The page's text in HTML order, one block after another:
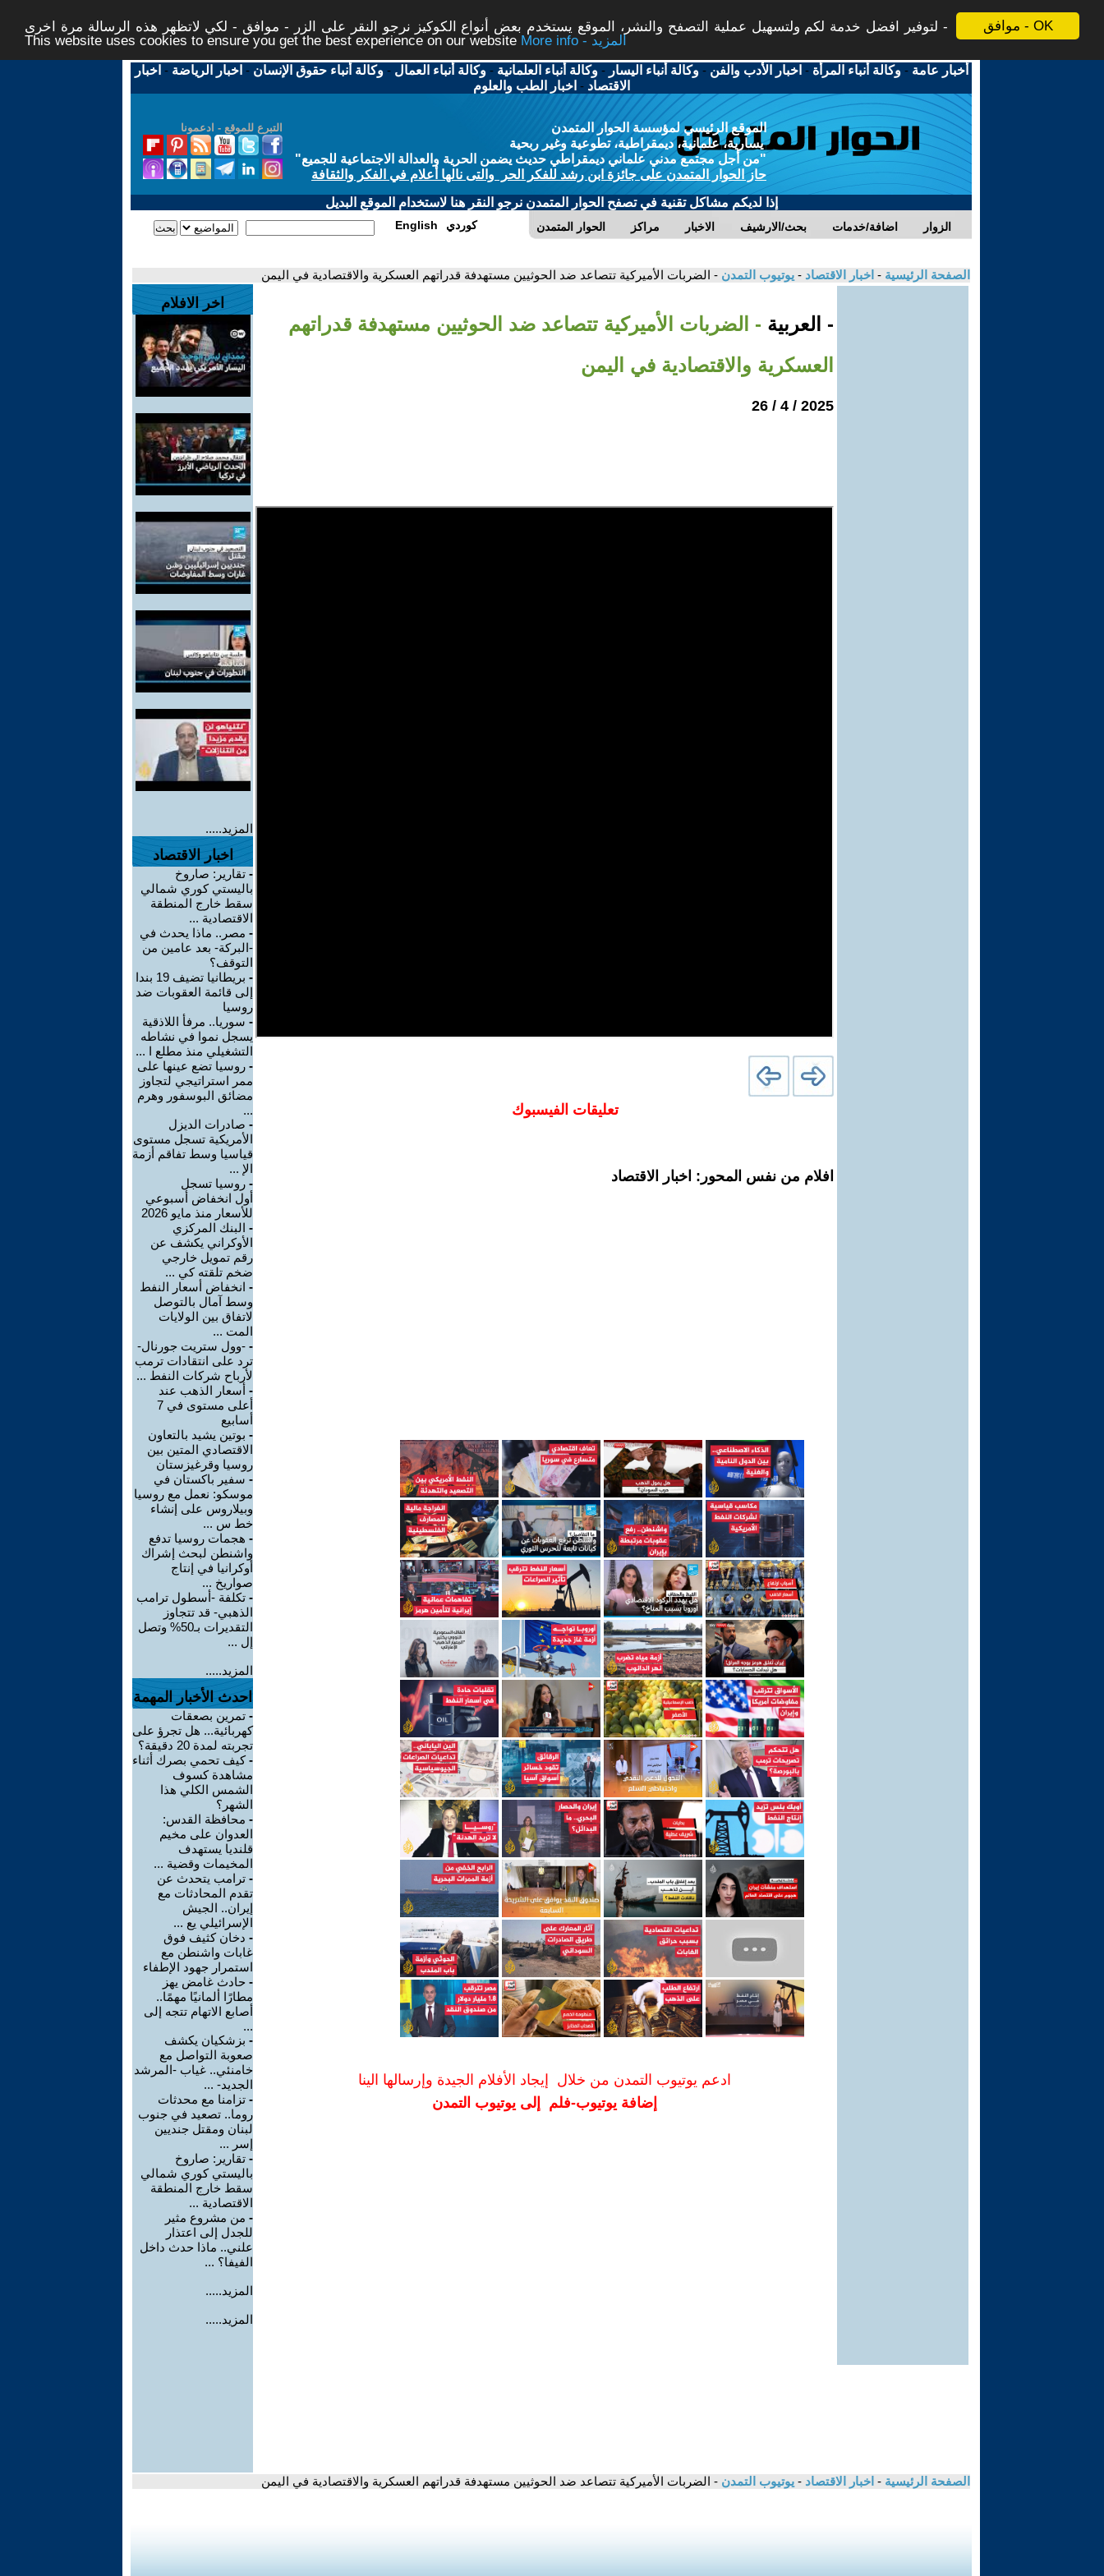
موافق - OK
لتوفير افضل خدمة لكم ولتسهيل عملية التصفح والنشر، الموقع يستخدم بعض أنواع الكوكيز نرجو النقر على الزر - موافق - لكي لاتظهر هذه الرسالة مرة اخرى -
This website uses cookies to ensure you get the best experience on our website
More info - المزيد
أخبار عامة -وكالة أنباء المرأة - اخبار الأدب والفن -وكالة أنباء اليسار -وكالة أنباء العلمانية -وكالة أنباء العمال -وكالة أنباء حقوق الإنسان - اخبار الرياضة - اخبار
الاقتصاد - اخبار الطب والعلوم
التبرع للموقع - ادعمونا
الموقع الرئيسي لمؤسسة الحوار المتمدن
يسارية، علمانية، ديمقراطية، تطوعية وغير ربحية
"من أجل مجتمع مدني علماني ديمقراطي حديث يضمن الحرية والعدالة الاجتماعية للجميع"
حاز الحوار المتمدن على جائزة ابن رشد للفكر الحر والتى نالها أعلام في الفكر والثقافة
إذا لديكم مشاكل تقنية في تصفح الحوار المتمدن نرجو النقر هنا لاستخدام الموقع البديل
الحوار المتمدن مراكز الاخبار بحث/الارشيف اضافة/خدمات الزوار English كوردي
الصفحة الرئيسية - اخبار الاقتصاد - يوتيوب التمدن - الضربات الأميركية تتصاعد ضد الحوثيين مستهدفة قدراتهم العسكرية والاقتصادية في اليمن
- العربية - الضربات الأميركية تتصاعد ضد الحوثيين مستهدفة قدراتهم
العسكرية والاقتصادية في اليمن
2025 / 4 / 26
تعليقات الفيسبوك
افلام من نفس المحور: اخبار الاقتصاد
ادعم يوتيوب التمدن من خلال إيجاد الأفلام الجيدة وإرسالها الينا
إضافة يوتيوب-فلم إلى يوتيوب التمدن
اخر الافلام
المزيد.....
اخبار الاقتصاد
- تقارير: صاروخ
باليستي كوري شمالي
سقط خارج المنطقة
الاقتصادية ...
- مصر.. ماذا يحدث في
-البركة- بعد عامين من
التوقف؟
-
بريطانيا تضيف 19 بندا
إلى قائمة العقوبات ضد
روسيا
- سوريا.. مرفأ اللاذقية
يسجل نموا في نشاطه
التشغيلي منذ مطلع ا ...
- روسيا تضع عينها على
ممر استراتيجي لتجاوز
مضائق البوسفور وهرم
...
- صادرات الديزل
الأمريكية تسجل مستوى
قياسيا وسط تفاقم أزمة
الإ ...
- روسيا تسجل
أول انخفاض أسبوعي
للأسعار منذ مايو 2026
- البنك المركزي
الأوكراني يكشف عن
رقم تمويل خارجي
ضخم تلقته كي ...
- انخفاض أسعار النفط
وسط آمال بالتوصل
لاتفاق بين الولايات
المت ...
- -وول ستريت جورنال-
ترد على انتقادات ترمب
لأرباح شركات النفط ...
- أسعار الذهب عند
أعلى مستوى في 7
أسابيع
- بوتين يشيد بالتعاون
الاقتصادي المتين بين
روسيا وقرغيزستان
- سفير باكستان في
موسكو: نعمل مع روسيا
وبيلاروس على إنشاء
خط س ...
- هجمات روسيا تدفع
واشنطن لبحث إشراك
أوكرانيا في إنتاج
صواريخ ...
- تكلفة -أسطول ترامب
الذهبي- قد تتجاوز
التقديرات بـ50% وتصل
إل ...
المزيد.....
احدث الأخبار المهمة
- تمرين بصعقات
كهربائية... هل تجرؤ على
تجربته لمدة 20 دقيقة؟
-كيف تحمي بصرك أثناء
مشاهدة كسوف
الشمس الكلي هذا
الشهر؟
- محافظة القدس:
العدوان على مخيم
قلنديا يستهدف
المخيمات وقضية ...
- ترامب يتحدث عن
تقدم المحادثات مع
إيران.. الجيش
الإسرائيلي يع ...
- دخان كثيف فوق
غابات واشنطن مع
استمرار جهود الإطفاء
- حادث غامض يهز
مطارًا ألمانيًا مهمًا..
أصابع الاتهام تتجه إلى
...
- بزشكيان يكشف
صعوبة التواصل مع
خامنئي.. غياب -المرشد
الجديد- ...
- تزامنا مع محدثات
روما.. تصعيد في جنوب
لبنان ومقتل جنديين
إسر ...
- تقارير: صاروخ
باليستي كوري شمالي
سقط خارج المنطقة
الاقتصادية ...
- من مشروع مثير
للجدل إلى اعتذار
علني.. ماذا حدث داخل
الفيفا؟ ...
المزيد.....
المزيد.....
الصفحة الرئيسية - اخبار الاقتصاد - يوتيوب التمدن - الضربات الأميركية تتصاعد ضد الحوثيين مستهدفة قدراتهم العسكرية والاقتصادية في اليمن